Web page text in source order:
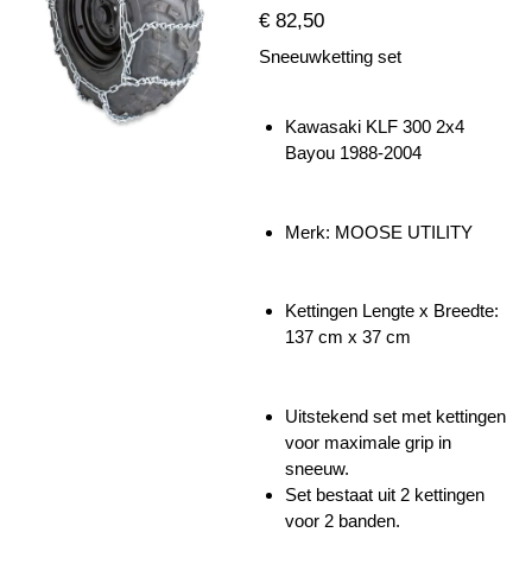
€ 82,50
Sneeuwketting set
Kawasaki KLF 300 2x4
Bayou 1988-2004
Merk: MOOSE UTILITY
Kettingen Lengte x Breedte:
137 cm x 37 cm
Uitstekend set met kettingen
voor maximale grip in
sneeuw.
Set bestaat uit 2 kettingen
voor 2 banden.